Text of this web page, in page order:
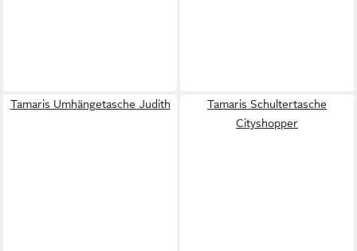
Tamaris Umhängetasche Judith
Tamaris Schultertasche
Cityshopper